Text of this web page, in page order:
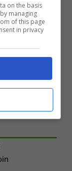
ma
in
battono
Mappe
l’IA
on the basis
managing
of this page
in privacy